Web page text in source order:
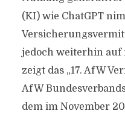
(KI) wie ChatGPT
jedoch weiterhin auf
zeigt das „17. AfW
AfW
dem im November